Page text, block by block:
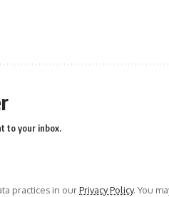
to your inbox.
practices in ourPrivacy Policy. You